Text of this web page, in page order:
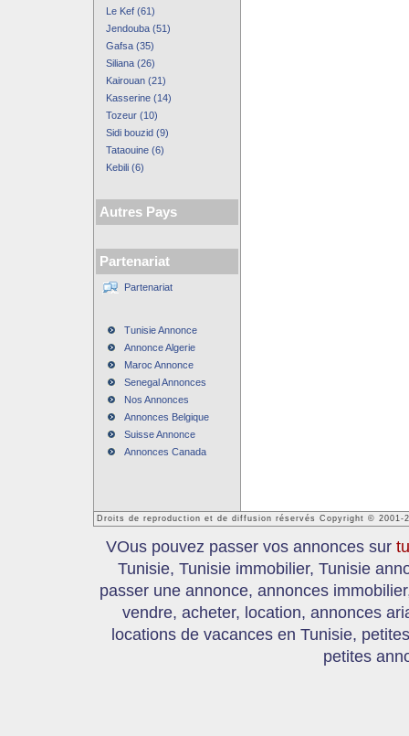
Le Kef (61)
Jendouba (51)
Gafsa (35)
Siliana (26)
Kairouan (21)
Kasserine (14)
Tozeur (10)
Sidi bouzid (9)
Tataouine (6)
Kebili (6)
Autres Pays
Partenariat
Partenariat
Tunisie Annonce
Annonce Algerie
Maroc Annonce
Senegal Annonces
Nos Annonces
Annonces Belgique
Suisse Annonce
Annonces Canada
Droits de reproduction et de diffusion réservés Copyright © 2001-
VOus pouvez passer vos annonces sur
Tunisie, Tunisie immobilier, Tunisie
passer une annonce, annonces
vendre, acheter, location, annonces
locations de vacances en Tunisie,
petites